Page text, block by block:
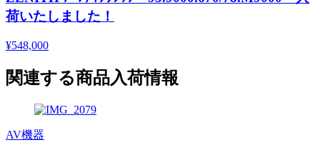
荷いたしました！
¥548,000
関連する商品入荷情報
AV機器